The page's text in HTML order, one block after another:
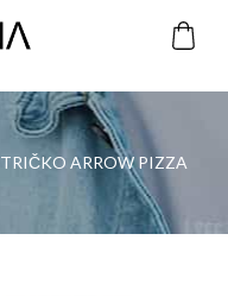
TRIČKO ARROW PIZZA